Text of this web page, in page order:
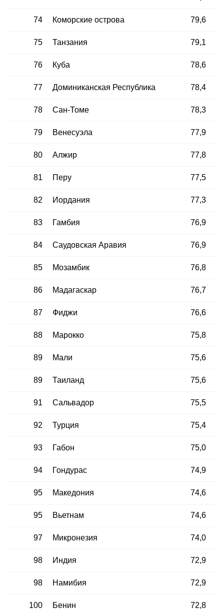
74 Коморские острова 79,6
75 Танзания 79,1
76 Куба 78,6
77 Доминиканская Республика 78,4
78 Сан-Томе 78,3
79 Венесуэла 77,9
80 Алжир 77,8
81 Перу 77,5
82 Иордания 77,3
83 Гамбия 76,9
84 Саудовская Аравия 76,9
85 Мозамбик 76,8
86 Мадагаскар 76,7
87 Фиджи 76,6
88 Марокко 75,8
89 Мали 75,6
89 Таиланд 75,6
91 Сальвадор 75,5
92 Турция 75,4
93 Габон 75,0
94 Гондурас 74,9
95 Македония 74,6
95 Вьетнам 74,6
97 Микронезия 74,0
98 Индия 72,9
98 Намибия 72,9
100 Бенин 72,8